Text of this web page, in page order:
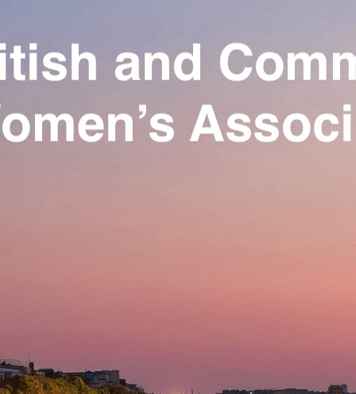
Exporter uniquement les colonnes affichées
Ajoutez un logo, un bouton, des réseaux sociaux
Our Association
Activities
Join us
?>